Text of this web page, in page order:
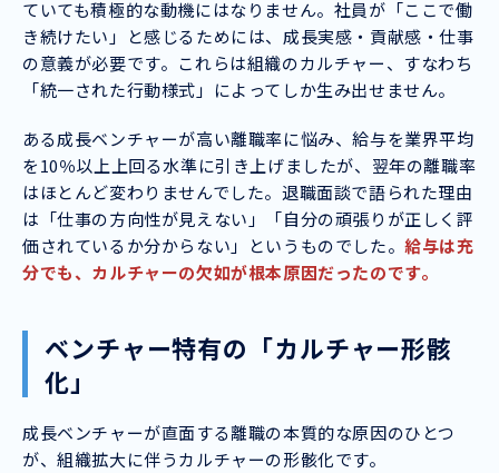
ていても積極的な動機にはなりません。社員が「ここで働
き続けたい」と感じるためには、成長実感・貢献感・仕事
の意義が必要です。これらは組織のカルチャー、すなわち
「統一された行動様式」によってしか生み出せません。
ある成長ベンチャーが高い離職率に悩み、給与を業界平均
を10％以上上回る水準に引き上げましたが、翌年の離職率
はほとんど変わりませんでした。退職面談で語られた理由
は「仕事の方向性が見えない」「自分の頑張りが正しく評
価されているか分からない」というものでした。給与は充
分でも、カルチャーの欠如が根本原因だったのです。
ベンチャー特有の「カルチャー形骸
化」
成長ベンチャーが直面する離職の本質的な原因のひとつ
が、組織拡大に伴うカルチャーの形骸化です。